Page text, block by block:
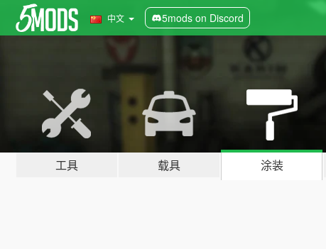
中文 5mods on Discord
工具 载具 涂装